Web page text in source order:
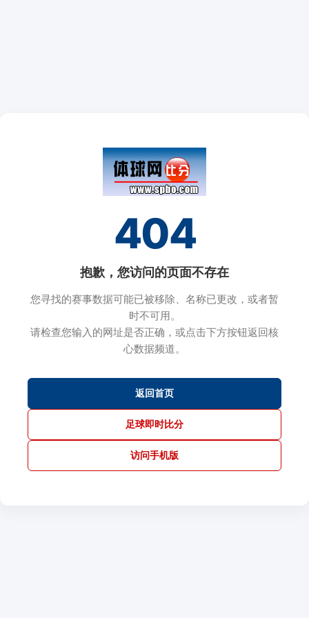
404
抱歉，您访问的页面不存在
您寻找的赛事数据可能已被移除、名称已更改，或者暂
时不可用。
请检查您输入的网址是否正确，或点击下方按钮返回核
心数据频道。
返回首页
足球即时比分
访问手机版